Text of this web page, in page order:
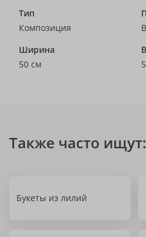
Тип
Композиция
Ширина
50 см
Также часто ищут:
Букеты из лилий